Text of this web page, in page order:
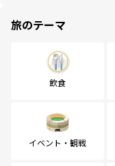
旅のテーマ
飲食
イベント・観戦